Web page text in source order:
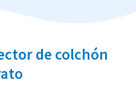
de colchón